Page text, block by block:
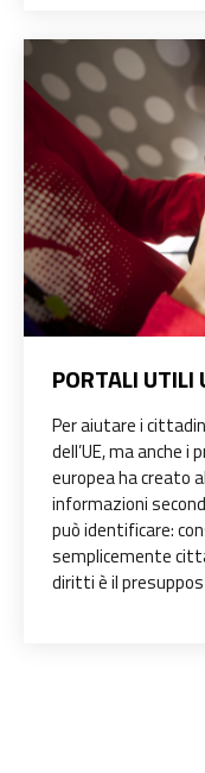
PORTALI UTILI
Per aiutare i
dell’UE, ma anche
europea ha creato
informazioni
può identificare:
semplicemente
diritti è il